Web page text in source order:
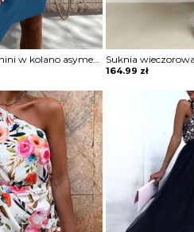
Sukienka krótka mini w kolano asymetryczny nieduży dekolt V na grubych ramiączkach marszczona ściągana w talii bez rękawów na jedno ramię Diamantoula
164.99 zł